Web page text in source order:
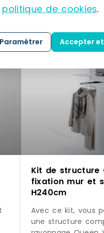
Kit de structure
fixation mur et
H240cm
Avec ce kit, vous
une structure
politique de cookies.
Paramétrer Accepter